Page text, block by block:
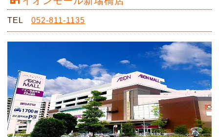
TEL 052-811-1135